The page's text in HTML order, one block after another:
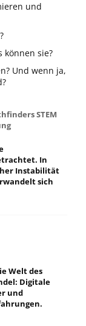
und
können sie?
Und wenn ja,
STEM
In
Instabilität
sich
Welt des
Digitale
und